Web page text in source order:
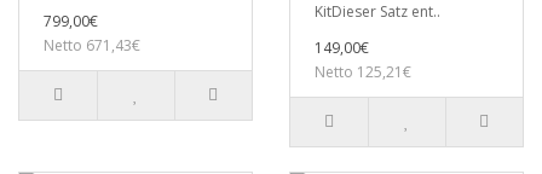
799,00€
Netto 671,43€
KitDieser Satz ent..
149,00€
Netto 125,21€